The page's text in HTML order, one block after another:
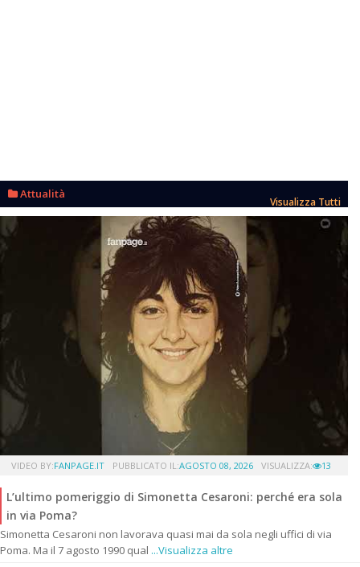
Attualità
Visualizza Tutti
VIDEO BY:FANPAGE.IT PUBBLICATO IL:AGOSTO 08, 2026 VISUALIZZA: 13
L’ultimo pomeriggio di Simonetta Cesaroni: perché era sola
in via Poma?
Simonetta Cesaroni non lavorava quasi mai da sola negli uffici di via
Poma. Ma il 7 agosto 1990 qual ...Visualizza altre